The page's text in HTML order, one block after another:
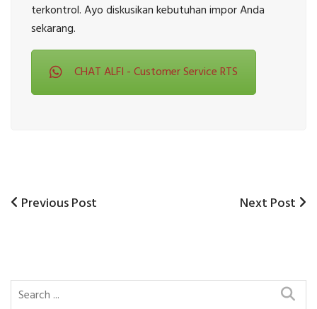
terkontrol. Ayo diskusikan kebutuhan impor Anda
sekarang.
CHAT ALFI - Customer Service RTS
Post
Previous
Previous Post
Next
Next Post